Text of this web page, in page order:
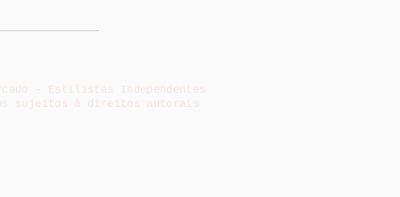
- Estilistas Independentes
sujeitos à direitos autorais